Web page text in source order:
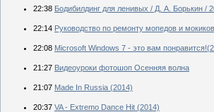
22:38 Бодибилдинг для ленивых / Д. А. Борькин /
22:14 Руководство по ремонту мопедов и
22:08 Microsoft Windows 7 - это вам
21:27 Видеоуроки фотошоп Осенняя волна
21:07 Made In Russia (2014)
20:37 VA - Extremo Dance Hit (2014)